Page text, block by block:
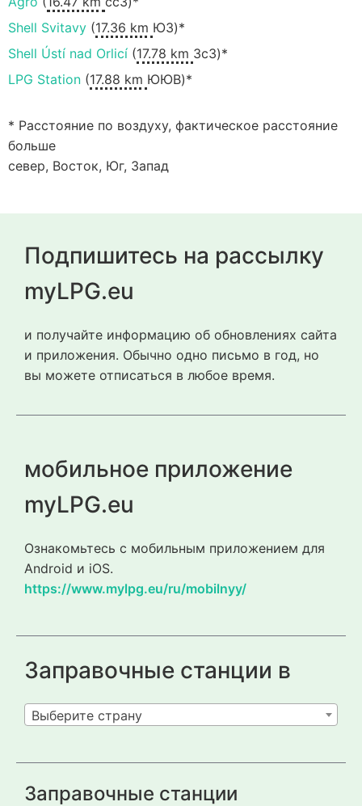
Shell Svitavy (17.36 km ЮЗ)*
Shell Ústí nad Orlicí (17.78 km ЗсЗ)*
LPG Station (17.88 km ЮЮВ)*
* Расстояние по воздуху, фактическое расстояние
больше
север, Восток, Юг, Запад
Подпишитесь на рассылку
myLPG.eu
и получайте информацию об обновлениях сайта
и приложения. Обычно одно письмо в год, но
вы можете отписаться в любое время.
мобильное приложение
myLPG.eu
Ознакомьтесь с мобильным приложением для
Android и iOS.
https://www.mylpg.eu/ru/mobilnyy/
Заправочные станции в
Выберите страну
Заправочные станции